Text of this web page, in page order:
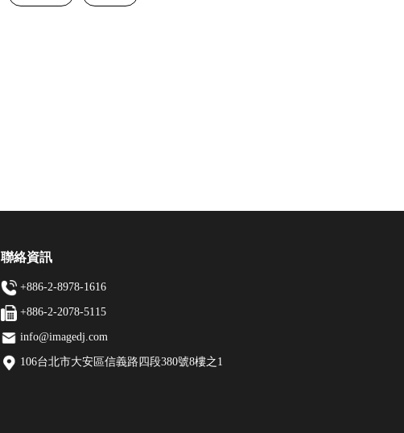
聯絡資訊
+886-2-8978-1616
+886-2-2078-5115
info@imagedj.com
106台北市大安區信義路四段380號8樓之1